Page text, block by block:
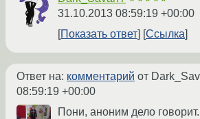
31.10.2013 08:59:19 +00:00
Показать ответ
Ссылка
Ответ на: комментарий от
08:59:19 +00:00
Пони, аноним дело